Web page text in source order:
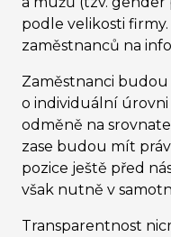
podle velikosti
zaměstnanců na
Zaměstnanci
o individuální
odměně na
zase budou mít
pozice ještě před
však nutně v
Transparentnost